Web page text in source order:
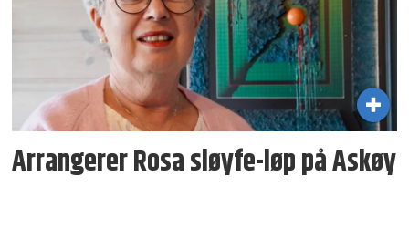
Arrangerer Rosa sløyfe-løp på Askøy